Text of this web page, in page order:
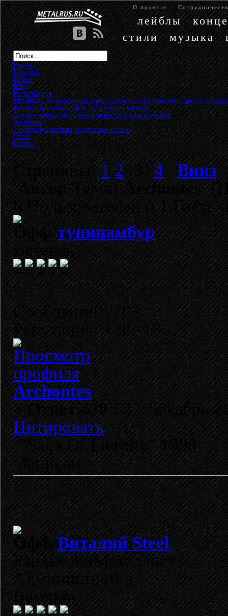
О проекте
лейблы
стили
музыка
Начало
Помощь
Поиск
Вход
Регистрация
MetalRus - Форум музыкального сообщества тяжелого рока и металла
Всё об отечественной и зарубежной музыке»
Отечественные исполнители российского времени»
Archontes
« предыдущая тема следующая тема »
Ответ
Печать
Страницы:1 2[3]4
Вниз
АвторТема: Archontes
0 Пользователей и 1 Гость
тупинамбур
Ветеран
Сообщений: 702
Репутация: +38/-16
Archontes
«Ответ #30 :27 Декабрь
Цитировать
"Saga Of Eternity" 1998
Записан
Виталий Steel
РашнХэвиМеталлист
Администратор
Ветеран